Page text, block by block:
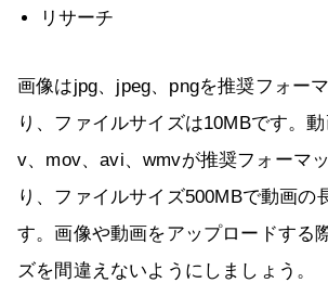
リサーチ
画像はjpg、jpeg、pngを推奨フォー
り、ファイルサイズは10MBです。
v、mov、avi、wmvが推奨フォーマ
り、ファイルサイズ500MBで動画の
す。画像や動画をアップロードする
ズを間違えないようにしましょう。